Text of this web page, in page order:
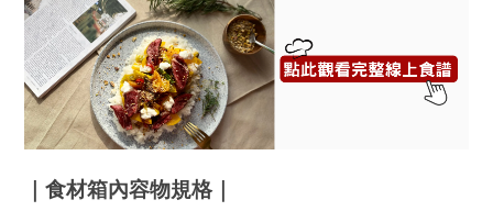
｜食材箱內容物規格｜